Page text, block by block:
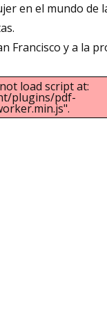
en el mundo de
Francisco y a la
load script at:
plugins/pdf-